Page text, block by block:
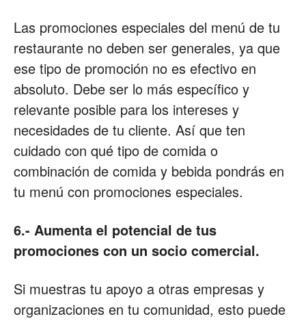
Las promociones especiales del menú de tu
restaurante no deben ser generales, ya que
ese tipo de promoción no es efectivo en
absoluto. Debe ser lo más específico y
relevante posible para los intereses y
necesidades de tu cliente. Así que ten
cuidado con qué tipo de comida o
combinación de comida y bebida pondrás en
tu menú con promociones especiales.
6.- Aumenta el potencial de tus
promociones con un socio comercial.
Si muestras tu apoyo a otras empresas y
organizaciones en tu comunidad, esto puede